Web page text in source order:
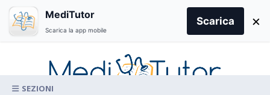
content
for:
MediTutor
Scarica la app mobile
Scarica ×